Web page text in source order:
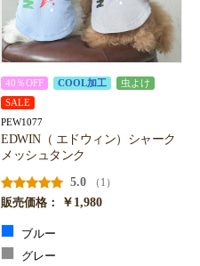
40％OFF COOL加工
虫よけ
SALE
PEW1077
EDWIN（ エドウィン）シャーク
メッシュタンク
5.0
（1）
販売価格：
￥1,980
ブルー
グレー